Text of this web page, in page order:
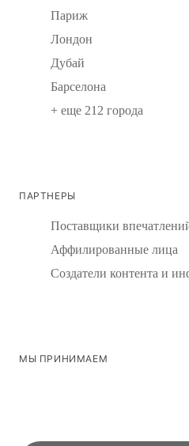
Париж
Лондон
Дубай
Барселона
+ еще 212 города
ПАРТНЕРЫ
Поставщики
Аффилированные лица
Создатели контента и
МЫ ПРИНИМАЕМ